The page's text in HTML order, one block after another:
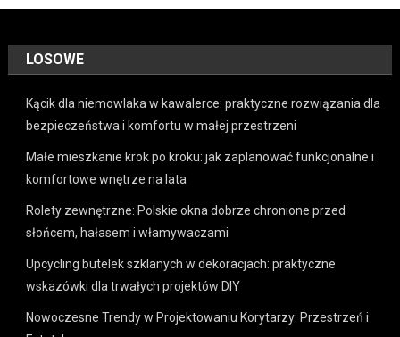
LOSOWE
Kącik dla niemowlaka w kawalerce: praktyczne rozwiązania dla
bezpieczeństwa i komfortu w małej przestrzeni
Małe mieszkanie krok po kroku: jak zaplanować funkcjonalne i
komfortowe wnętrze na lata
Rolety zewnętrzne: Polskie okna dobrze chronione przed
słońcem, hałasem i włamywaczami
Upcycling butelek szklanych w dekoracjach: praktyczne
wskazówki dla trwałych projektów DIY
Nowoczesne Trendy w Projektowaniu Korytarzy: Przestrzeń i